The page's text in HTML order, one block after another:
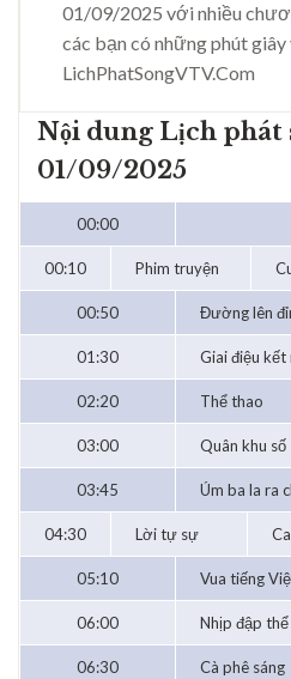
01/09/2025 với nhiều
các bạn có những phút giây
LichPhatSongVTV.Com
Nội dung Lịch phát
01/09/2025
00:00
00:10 Phim truyện
00:50 Đường lên
01:30 Giai điệu kết
02:20 Thể thao
03:00 Quân khu số
03:45 Úm ba la ra
04:30 Lời tự sự
05:10 Vua tiếng
06:00 Nhịp đập
06:30 Cà phê sáng